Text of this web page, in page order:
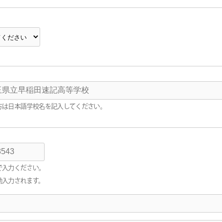
日本語学校名を記入してください。
力ください。
力されます。